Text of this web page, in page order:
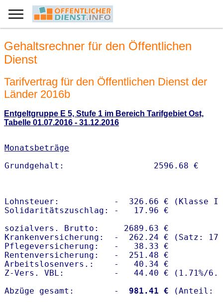
Gehaltsrechner für den Öffentlichen
Dienst
Tarifvertrag für den Öffentlichen Dienst der
Länder 2016b
Entgeltgruppe E 5, Stufe 1 im Bereich Tarifgebiet Ost,
Tabelle 01.07.2016 - 31.12.2016
Monatsbeträge
Lohnsteuer:           -  326.66 € (Klasse I)
Solidaritätszuschlag: -   17.96 €
sozialvers. Brutto:     2689.63 €
Krankenversicherung:  -  262.24 € (Satz:
Pflegeversicherung:   -   38.33 €
Rentenversicherung:   -  251.48 €
Arbeitslosenvers.:    -   40.34 €
Z-Vers. VBL:          -   44.40 € ( 1.71%/
Abzüge gesamt:        -
  981.41 €